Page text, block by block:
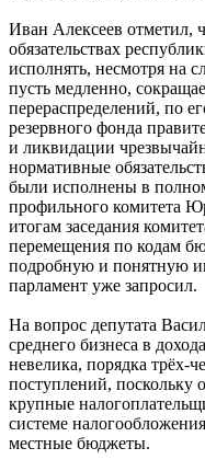
Иван Алексеев отметил,
обязательствах
исполнять, несмотря на
пусть медленно,
перераспределений, по
резервного фонда
и ликвидации
нормативные
были исполнены в
профильного комитета
итогам заседания
перемещения по кодам
подробную и понятную
парламент уже запросил.
На вопрос депутата
среднего бизнеса в
невелика, порядка трёх-
поступлений, поскольку
крупные
системе
местные бюджеты.